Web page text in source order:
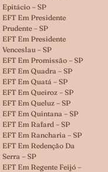
Epitácio – SP
EFT Em Presidente
Prudente – SP
EFT Em Presidente
Venceslau – SP
EFT Em Promissão – SP
EFT Em Quadra – SP
EFT Em Quatá – SP
EFT Em Queiroz – SP
EFT Em Queluz – SP
EFT Em Quintana – SP
EFT Em Rafard – SP
EFT Em Rancharia – SP
EFT Em Redenção Da
Serra – SP
EFT Em Regente Feijó –